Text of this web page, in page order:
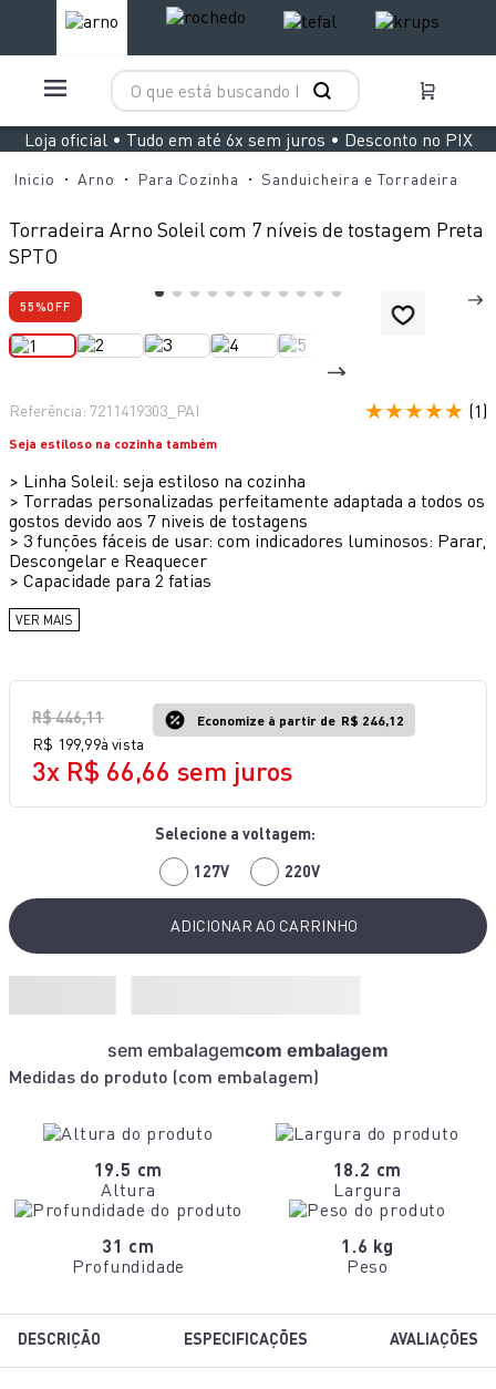
O que está buscando hoje?
Loja oficial • Tudo em até 6x sem juros • Desconto no PIX
Arno Para Cozinha Sanduicheira e Torradeira
Torradeira Arno Soleil com 7 níveis de tostagem Preta
SPTO
55%OFF
Referência: 7211419303_PAI ★★★★★ (1 )
Seja estiloso na cozinha também
> Linha Soleil: seja estiloso na cozinha
> Torradas personalizadas perfeitamente adaptada a todos os
gostos devido aos 7 niveis de tostagens
> 3 funções fáceis de usar: com indicadores luminosos: Parar,
Descongelar e Reaquecer
> Capacidade para 2 fatias
VER MAIS
R$446,11 Economize à partir de R$ 246,12
R$ 199 99à vista
3x R$ 66,66 sem juros
127V 220V
ADICIONAR AO CARRINHO
Medidas do produto (com embalagem)
sem embalagemcom embalagem
19.5 cm
Altura
18.2 cm
Largura
31 cm
Profundidade
1.6 kg
Peso
DESCRIÇÃO ESPECIFICAÇÕES AVALIAÇÕES
TERMOS MAIS BUSCADOS
6 º
rochedo natural stone
7º
jogo panelas rochedo stone pro
8º
aspirador x-force 9 60
9º
vaporizador pure pop
10º bake easy